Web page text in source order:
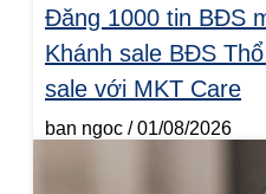
Đăng 1000 tin BĐS
Khánh sale BĐS
sale với MKT Care
ban ngoc 01/08/2026